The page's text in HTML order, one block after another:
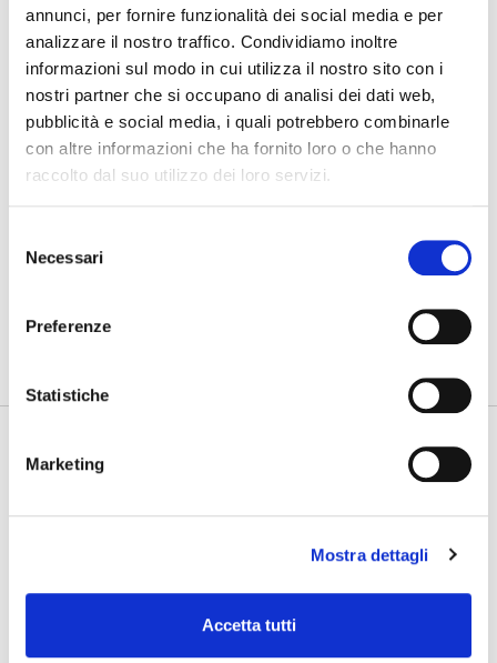
annunci, per fornire funzionalità dei social media e per
analizzare il nostro traffico. Condividiamo inoltre
informazioni sul modo in cui utilizza il nostro sito con i
nostri partner che si occupano di analisi dei dati web,
pubblicità e social media, i quali potrebbero combinarle
con altre informazioni che ha fornito loro o che hanno
raccolto dal suo utilizzo dei loro servizi.
delNecessari
Preferenze
Statistiche
Marketing
Mostra dettagli
Accetta tutti
03/08/2026
Nuovo GAN
31/07/2026
Gdynia Final Day
SFOGLIA GALLERY